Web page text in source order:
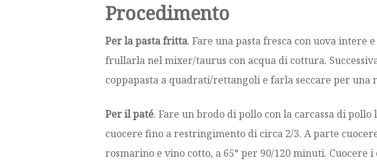
Procedimento
Per la pasta fritta. Fare una pasta fresca con uova intere
frullarla nel mixer/taurus con acqua di cottura.
coppapasta a quadrati/rettangoli e farla seccare per
Per il paté. Fare un brodo di pollo con la carcassa di
cuocere fino a restringimento di circa 2/3. A parte
rosmarino e vino cotto, a 65° per 90/120 minuti.